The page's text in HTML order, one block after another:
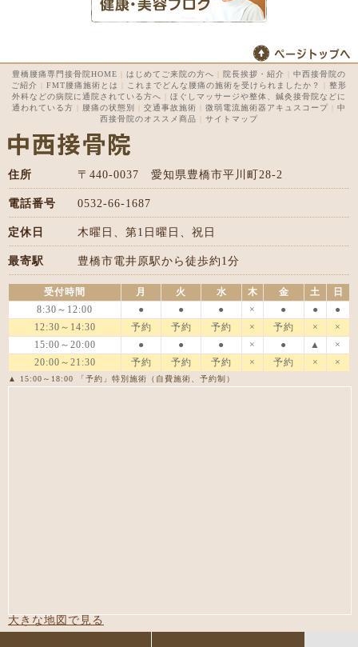
豊橋腰痛専門接骨院HOME はじめてご来院の方へ 院長挨拶・紹介
中西接骨院の
ご紹介
FMT腰痛施術とは これまでどんな腰痛の施術を受けられましたか？
整形
外科などの病院に通院されている方へ
ほぐしマッサージや整体、鍼灸接骨院などに
通われている方
腰痛の状態別 交通事故施術 微弱電流施術器アキュスコープ
中
西接骨院のオススメ商品
サイトマップ
住所 〒440-0037 愛知県豊橋市平川町28-2
電話番号 0532-66-1687
定休日 木曜日、第1日曜日、祝日
最寄駅 豊橋市電井原駅から徒歩約1分
受付時間 月 火 水 木 金 土
日
8:30～12:00
● ● ● × ● ●
●
12:30～14:30
予約 予約 予約 × 予約 ×
×
15:00～20:00
● ● ● × ● ▲
×
20:00～21:30
予約 予約 予約 × 予約 × ×
▲ 15:00～18:00 「予約」特別施術（自費施術、予約制）
大きな地図で見る